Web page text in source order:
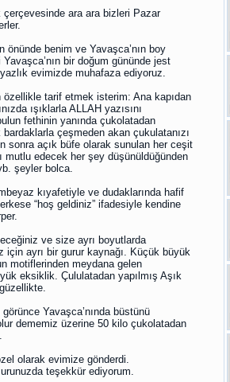
ara ara bizleri Pazar
önünde benim ve Yavaşca’nın boy
bir doğum gününde jest
evimizde muhafaza ediyoruz.
tarif etmek isterim: Ana kapıdan
ışıklarla ALLAH yazısını
fethinin yanında çukolatadan
çeşmeden akan çukulatanızı
sonra açık büfe olarak sunulan her ceşit
mutlu edecek her şey düşünüldüğünden
şeyler bolca.
kıyafetiyle ve dudaklarında hafif
“hoş geldiniz” ifadesiyle kendine
ve size ayrı boyutlarda
ayrı bir gurur kaynağı. Küçük büyük
motiflerinden meydana gelen
eksiklik. Çululatadan yapılmış Aşık
Yavaşca’nında büstünü
dememiz üzerine 50 kilo çukolatadan
olarak evimize gönderdi.
teşekkür ediyorum.